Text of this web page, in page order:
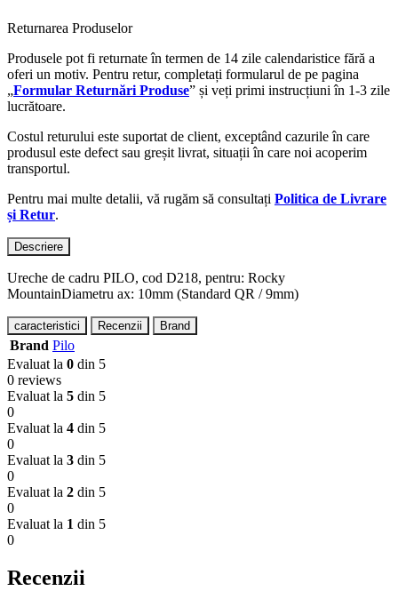
Returnarea Produselor
Produsele pot fi returnate în termen de 14 zile calendaristice fără a
oferi un motiv. Pentru retur, completați formularul de pe pagina
„Formular Returnări Produse” și veți primi instrucțiuni în 1-3 zile
lucrătoare.
Costul returului este suportat de client, exceptând cazurile în care
produsul este defect sau greșit livrat, situații în care noi acoperim
transportul.
Pentru mai multe detalii, vă rugăm să consultați Politica de Livrare
și Retur.
Descriere
Ureche de cadru PILO, cod D218, pentru: Rocky
MountainDiametru ax: 10mm (Standard QR / 9mm)
caracteristici Recenzii Brand
Brand Pilo
Evaluat la 0 din 5
0 reviews
Evaluat la 5 din 5
0
Evaluat la 4 din 5
0
Evaluat la 3 din 5
0
Evaluat la 2 din 5
0
Evaluat la 1 din 5
0
Recenzii